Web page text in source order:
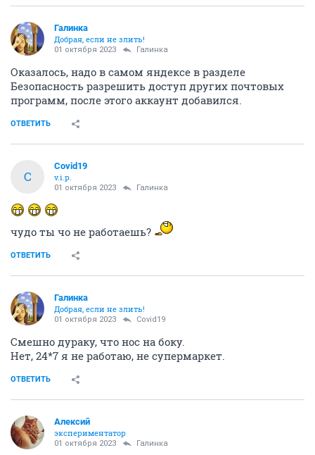
Галинка
Добрая, если не злить!
01 октября 2023 Галинка
Оказалось, надо в самом яндексе в разделе
Безопасность разрешить доступ других почтовых
программ, после этого аккаунт добавился.
ОТВЕТИТЬ
C
Covid19
v.i.p.
01 октября 2023 Галинка
чудо ты чо не работаешь?
ОТВЕТИТЬ
Галинка
Добрая, если не злить!
01 октября 2023 Covid19
Смешно дураку, что нос на боку.
Нет, 24*7 я не работаю, не супермаркет.
ОТВЕТИТЬ
Алексий
экспериментатор
01 октября 2023 Галинка